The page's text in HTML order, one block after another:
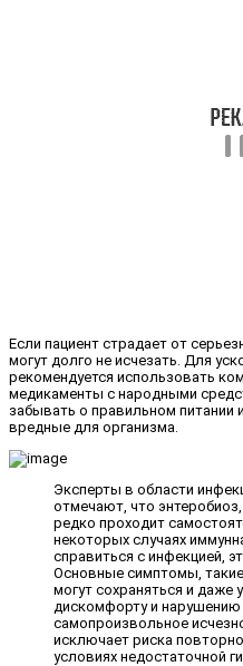
Если пациент страдает от
могут долго не исчезать. Для
рекомендуется использовать
медикаменты с народными
забывать о правильном питании
вредные для организма.
Эксперты в области
отмечают, что
редко проходит
некоторых случаях
справиться с инфекцией,
Основные симптомы, такие
могут сохраняться и даже
дискомфорту и нарушению
самопроизвольное
исключает риска
условиях недостаточной